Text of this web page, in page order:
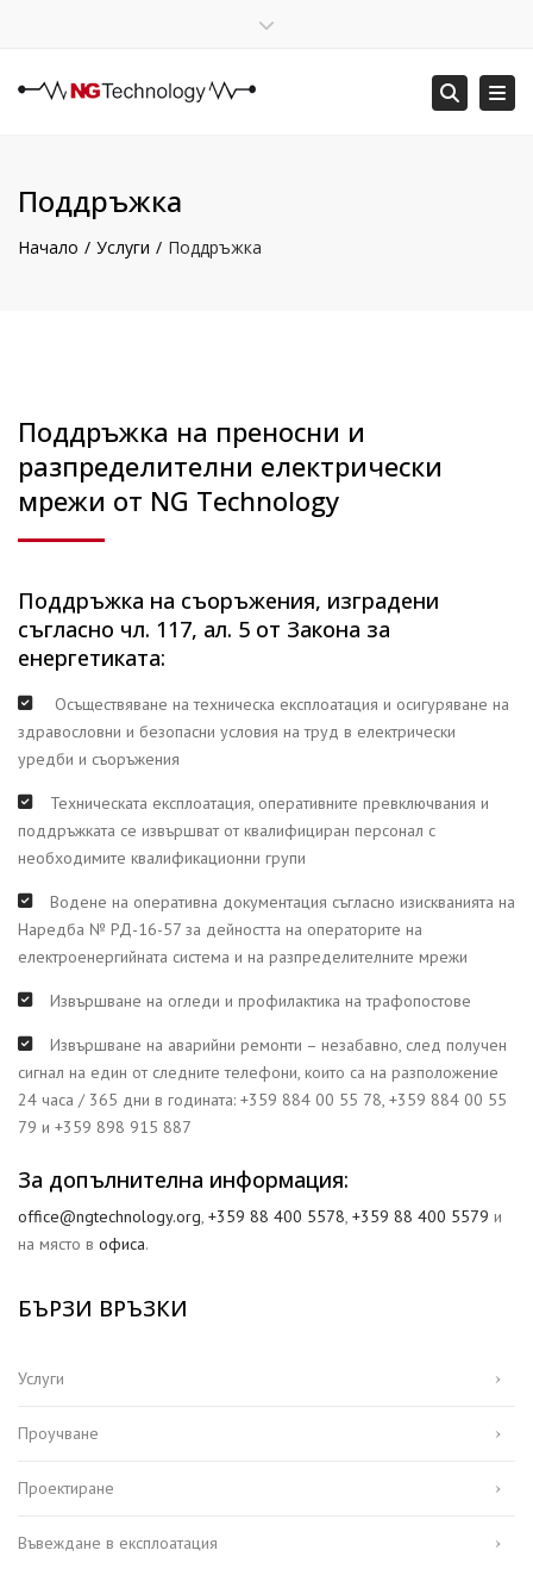
Пон – Пет: 8:00 – 16:30
+359 88 400 5578 Търсене
Поддръжка
Начало Услуги Поддръжка
Поддръжка на преносни и
разпределителни електрически
мрежи от NG Technology
Поддръжка на съоръжения, изградени
съгласно чл. 117, ал. 5 от Закона за
енергетиката:
Осъществяване на техническа експлоатация и осигуряване на
здравословни и безопасни условия на труд в електрически
уредби и съоръжения
Техническата експлоатация, оперативните превключвания и
поддръжката се извършват от квалифициран персонал с
необходимите квалификационни групи
Водене на оперативна документация съгласно изискванията на
Наредба № РД-16-57 за дейността на операторите на
електроенергийната система и на разпределителните мрежи
Извършване на огледи и профилактика на трафопостове
Извършване на аварийни ремонти – незабавно, след получен
сигнал на един от следните телефони, които са на разположение
24 часа / 365 дни в годината: +359 884 00 55 78, +359 884 00 55
79 и +359 898 915 887
За допълнителна информация:
office@ngtechnology.org, +359 88 400 5578, +359 88 400 5579 и
на място в офиса.
БЪРЗИ ВРЪЗКИ
Услуги
Проучване
Проектиране
Въвеждане в експлоатация